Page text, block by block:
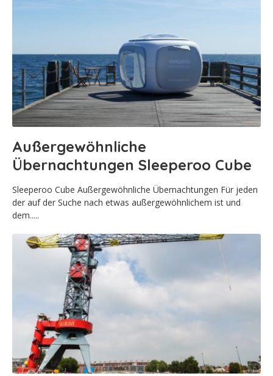
Außergewöhnliche
Übernachtungen Sleeperoo Cube
Sleeperoo Cube Außergewöhnliche Übernachtungen Für jeden
der auf der Suche nach etwas außergewöhnlichem ist und
dem.....